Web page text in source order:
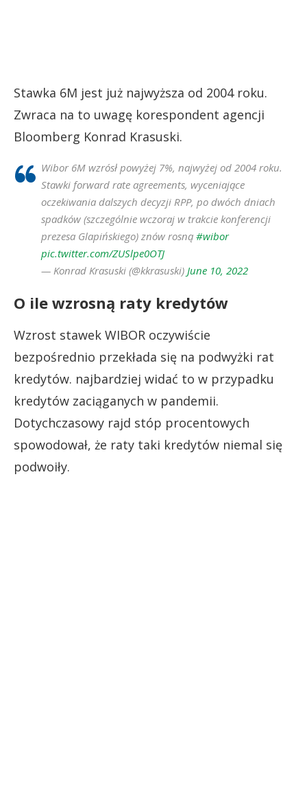
Stawka 6M jest już najwyższa od 2004 roku.
Zwraca na to uwagę korespondent agencji
Bloomberg Konrad Krasuski.
Wibor 6M wzrósł powyżej 7%, najwyżej od 2004 roku.
Stawki forward rate agreements, wyceniające
oczekiwania dalszych decyzji RPP, po dwóch dniach
spadków (szczególnie wczoraj w trakcie konferencji
prezesa Glapińskiego) znów rosną #wibor
pic.twitter.com/ZUSlpe0OTJ
— Konrad Krasuski (@kkrasuski) June 10, 2022
O ile wzrosną raty kredytów
Wzrost stawek WIBOR oczywiście
bezpośrednio przekłada się na podwyżki rat
kredytów. najbardziej widać to w przypadku
kredytów zaciąganych w pandemii.
Dotychczasowy rajd stóp procentowych
spowodował, że raty taki kredytów niemal się
podwoiły.